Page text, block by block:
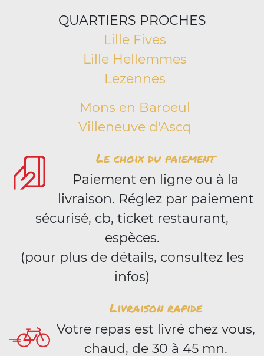
QUARTIERS PROCHES
Lille Fives
Lille Hellemmes
Lezennes
Mons en Baroeul
Villeneuve d'Ascq
Le choix du paiement
Paiement en ligne ou à la
livraison. Réglez par paiement
sécurisé, cb, ticket restaurant,
espèces.
(pour plus de détails, consultez les
infos)
Livraison rapide
Votre repas est livré chez vous,
chaud, de 30 à 45 mn.